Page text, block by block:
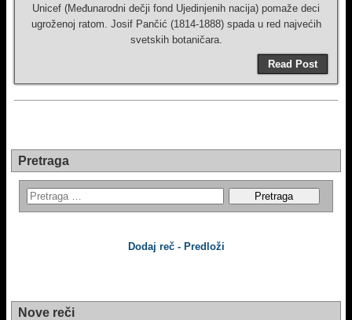
Unicef (Međunarodni dečji fond Ujedinjenih nacija) pomaže deci
ugroženoj ratom. Josif Pančić (1814-1888) spada u red najvećih
svetskih botaničara.
Read Post
Pretraga
Dodaj reč - Predloži
Nove reči